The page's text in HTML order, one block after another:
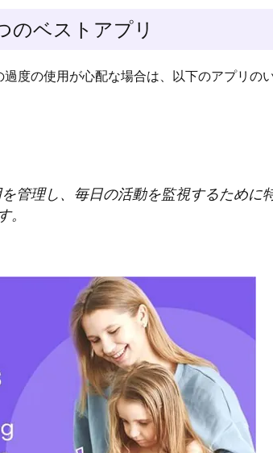
のベストアプリ
度の使用が心配な場合は、以下のアプリの
管理し、毎日の活動を監視するために